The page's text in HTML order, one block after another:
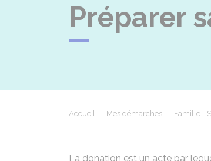
Préparer
Accueil Mes démarches Famille -
La donation est un acte par